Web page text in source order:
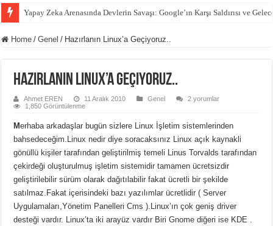
Yapay Zeka Arenasında Devlerin Savaşı: Google’ın Karşı Saldırısı ve
Home / Genel / Hazırlanın Linux’a Geçiyoruz..
Hazırlanın Linux’a Geçiyoruz..
Ahmet EREN 11 Aralık 2010 Genel
2 yorumlar
1,850 Görüntülenme
Merhaba arkadaşlar bugün sizlere Linux İşletim sistemlerinden
bahsedeceğim.Linux nedir diye soracaksınız Linux açık kaynakli
gönüllü kişiler tarafından geliştirilmiş temeli Linus Torvalds tarafından
çekirdeği oluşturulmuş işletim sistemidir tamamen ücretsizdir
geliştirilebilir sürüm olarak dağıtılabilir fakat ücretli bir şekilde
satılmaz.Fakat içerisindeki bazı yazılımlar ücretlidir ( Server
Uygulamaları,Yönetim Panelleri Cms ).Linux’ın çok geniş driver
desteği vardır. Linux’ta iki arayüz vardır Biri Gnome diğeri ise KDE .